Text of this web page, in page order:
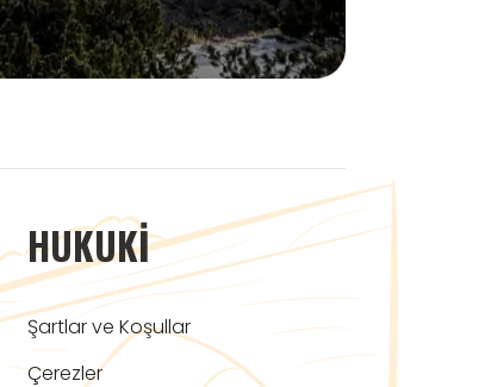
HUKUKI
Şartlar ve Koşullar
Çerezler